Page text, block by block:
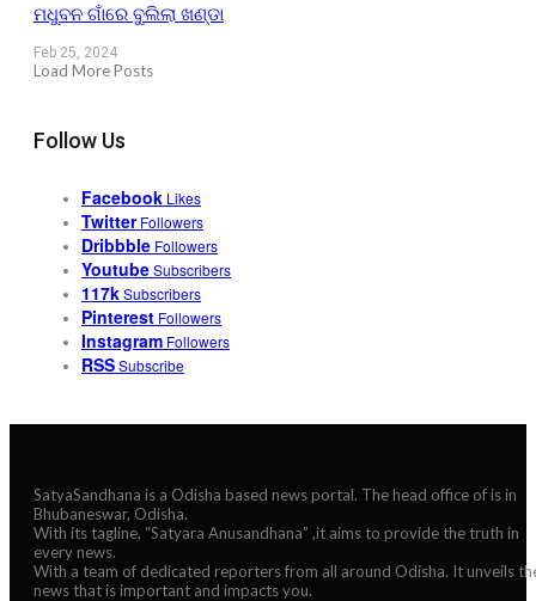
ମଧୁବନ ଗାଁରେ ବୁଲିଲା ଖଣ୍ଡା
Feb 25, 2024
Load More Posts
Follow Us
Facebook Likes
Twitter Followers
Dribbble Followers
YoutubeSubscribers
117kSubscribers
Pinterest Followers
Instagram Followers
RSSSubscribe
SatyaSandhana is a Odisha based news portal. The head office of is in
Bhubaneswar, Odisha.
With its tagline, “Satyara Anusandhana” ,it aims to provide the truth in
every news.
With a team of dedicated reporters from all around Odisha. It unveils
news that is important and impacts you.